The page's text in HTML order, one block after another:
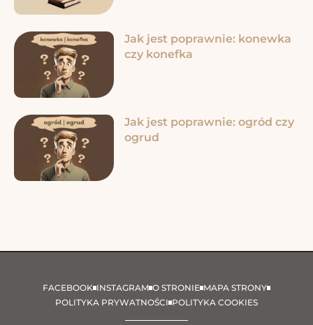
Jak jest poprawnie: konewka
czy konefka
Jak jest poprawnie: ogród czy
ogrud
FACEBOOK INSTAGRAM O STRONIE MAPA STRONY
POLITYKA PRYWATNOŚCI POLITYKA COOKIES